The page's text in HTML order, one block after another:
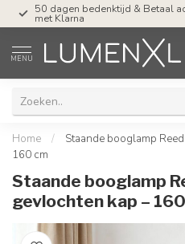
Tel: ma-do tot 23.00, vr tot
17.00 uur
MENU
Home /
Staande booglamp
160 cm
Staande booglamp
gevlochten kap –